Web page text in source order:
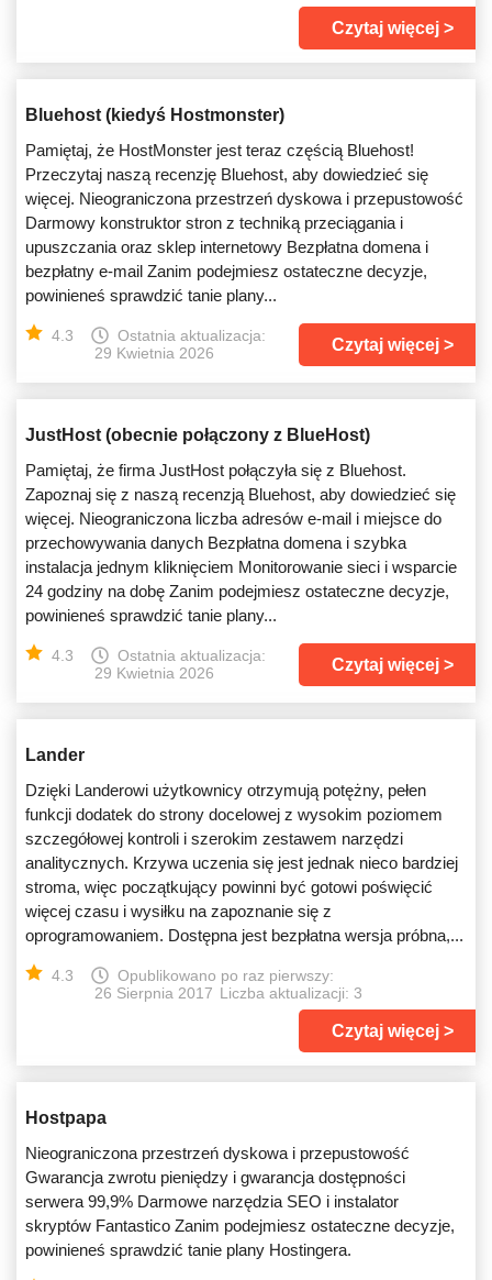
Czytaj więcej
Bluehost (kiedyś Hostmonster)
Pamiętaj, że HostMonster jest teraz częścią Bluehost!
Przeczytaj naszą recenzję Bluehost, aby dowiedzieć się
więcej. Nieograniczona przestrzeń dyskowa i przepustowość
Darmowy konstruktor stron z techniką przeciągania i
upuszczania oraz sklep internetowy Bezpłatna domena i
bezpłatny e-mail Zanim podejmiesz ostateczne decyzje,
powinieneś sprawdzić tanie plany...
4.3
Ostatnia aktualizacja:
29 Kwietnia 2026
Czytaj więcej
JustHost (obecnie połączony z BlueHost)
Pamiętaj, że firma JustHost połączyła się z Bluehost.
Zapoznaj się z naszą recenzją Bluehost, aby dowiedzieć się
więcej. Nieograniczona liczba adresów e-mail i miejsce do
przechowywania danych Bezpłatna domena i szybka
instalacja jednym kliknięciem Monitorowanie sieci i wsparcie
24 godziny na dobę Zanim podejmiesz ostateczne decyzje,
powinieneś sprawdzić tanie plany...
4.3
Ostatnia aktualizacja:
29 Kwietnia 2026
Czytaj więcej
Lander
Dzięki Landerowi użytkownicy otrzymują potężny, pełen
funkcji dodatek do strony docelowej z wysokim poziomem
szczegółowej kontroli i szerokim zestawem narzędzi
analitycznych. Krzywa uczenia się jest jednak nieco bardziej
stroma, więc początkujący powinni być gotowi poświęcić
więcej czasu i wysiłku na zapoznanie się z
oprogramowaniem. Dostępna jest bezpłatna wersja próbna,...
4.3
Opublikowano po raz pierwszy:
26 Sierpnia 2017 Liczba aktualizacji: 3
Czytaj więcej
Hostpapa
Nieograniczona przestrzeń dyskowa i przepustowość
Gwarancja zwrotu pieniędzy i gwarancja dostępności
serwera 99,9% Darmowe narzędzia SEO i instalator
skryptów Fantastico Zanim podejmiesz ostateczne decyzje,
powinieneś sprawdzić tanie plany Hostingera.